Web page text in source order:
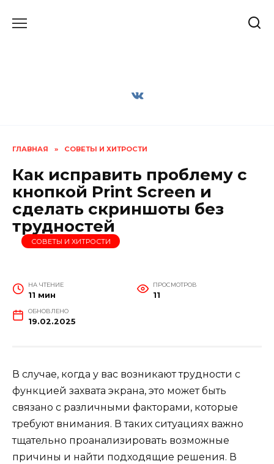
ГЛАВНАЯ » СОВЕТЫ И ХИТРОСТИ
Как исправить проблему с
кнопкой Print Screen и
сделать скриншоты без
трудностей
СОВЕТЫ И ХИТРОСТИ
НА ЧТЕНИЕ
11 мин
ПРОСМОТРОВ
11
ОБНОВЛЕНО
19.02.2025
В случае, когда у вас возникают трудности с
функцией захвата экрана, это может быть
связано с различными факторами, которые
требуют внимания. В таких ситуациях важно
тщательно проанализировать возможные
причины и найти подходящие решения. В